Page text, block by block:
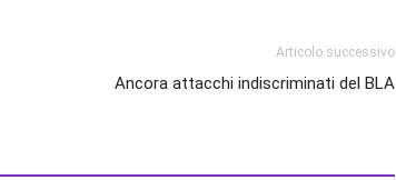
Articolo successivo
Ancora attacchi indiscriminati del BLA